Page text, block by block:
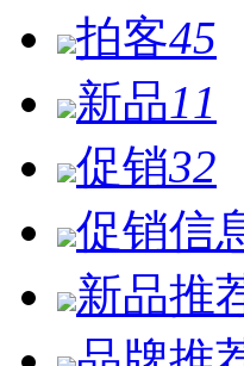
拍客45
新品11
促销32
促销信
新品推